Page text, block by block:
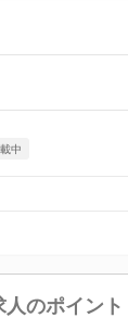
中
人のポイント